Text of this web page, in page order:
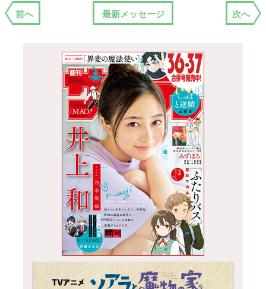
前へ 最新メッセージ 次へ